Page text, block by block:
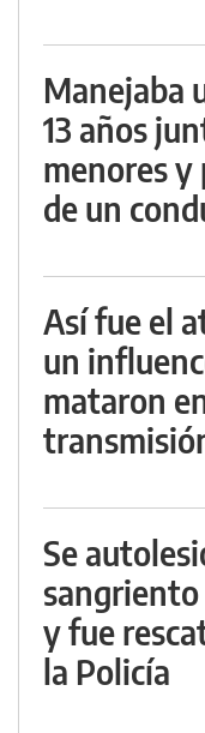
Manejaba
13 años
menores
de un
Así fue el
un
mataron
Se
sangriento
y fue
la Policía